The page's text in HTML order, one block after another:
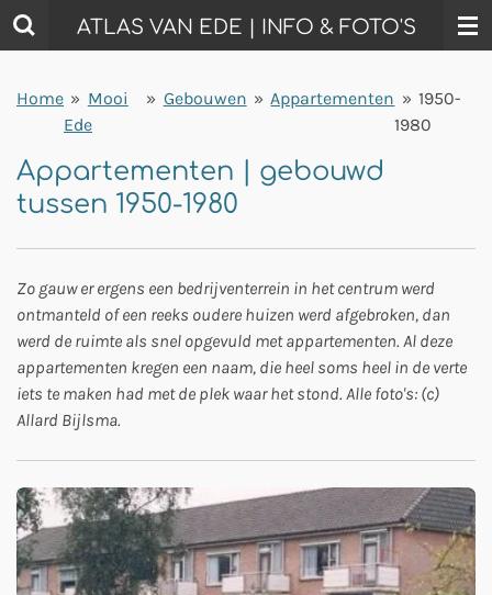
Ga
direct
de
hoofdinhoud
ATLAS VAN EDE | INFO & FOTO'S
Home » Mooi
Ede
» Gebouwen » Appartementen » 1950-
1980
Appartementen | gebouwd
tussen 1950-1980
Zo gauw er ergens een bedrijventerrein in het centrum werd
ontmanteld of een reeks oudere huizen werd afgebroken, dan
werd de ruimte als snel opgevuld met appartementen. Al deze
appartementen kregen een naam, die heel soms heel in de verte
iets te maken had met de plek waar het stond. Alle foto's: (c)
Allard Bijlsma.